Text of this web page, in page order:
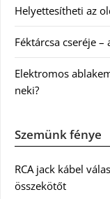
Helyettesítheti az
Féktárcsa cseréje
Elektromos
neki?
Szemünk fénye
RCA jack kábel
összekötőt